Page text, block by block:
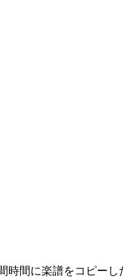
時間に楽譜をコピーし